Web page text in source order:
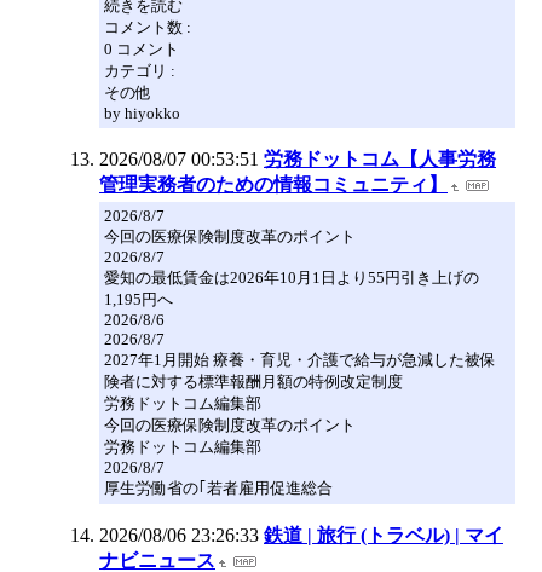
続きを読む
コメント数 :
0 コメント
カテゴリ :
その他
by hiyokko
2026/08/07 00:53:51 労務ドットコム【人事労務
管理実務者のための情報コミュニティ】
2026/8/7
今回の医療保険制度改革のポイント
2026/8/7
愛知の最低賃金は2026年10月1日より55円引き上げの
1,195円へ
2026/8/6
2026/8/7
2027年1月開始 療養・育児・介護で給与が急減した被保
険者に対する標準報酬月額の特例改定制度
労務ドットコム編集部
今回の医療保険制度改革のポイント
労務ドットコム編集部
2026/8/7
厚生労働省の｢若者雇用促進総合
2026/08/06 23:26:33 鉄道 | 旅行 (トラベル) | マイ
ナビニュース